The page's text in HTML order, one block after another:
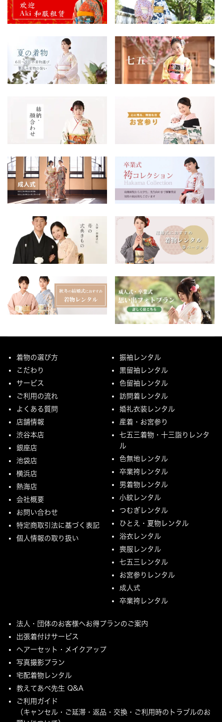
着物の選び方
こだわり
サービス
ご利用の流れ
よくある質問
店舗情報
渋谷本店
銀座店
池袋店
横浜店
熱海店
会社概要
お問い合わせ
特定商取引法に基づく表記
個人情報の取り扱い
振袖レンタル
黒留袖レンタル
色留袖レンタル
訪問着レンタル
婚礼衣装レンタル
産着・お宮参り
七五三着物・十三詣りレンタ
ル
色無地レンタル
卒業袴レンタル
男着物レンタル
小紋レンタル
つむぎレンタル
ひとえ・夏物レンタル
浴衣レンタル
喪服レンタル
七五三レンタル
お宮参りレンタル
成人式
卒業袴レンタル
法人・団体のお客様へお得プランのご案内
出張着付けサービス
ヘアーセット・メイクアップ
写真撮影プラン
宅配着物レンタル
教えてあべ先生 Q&A
ご利用ガイド
（キャンセル・ご延滞・返品・交換・ご利用時のトラブルのお